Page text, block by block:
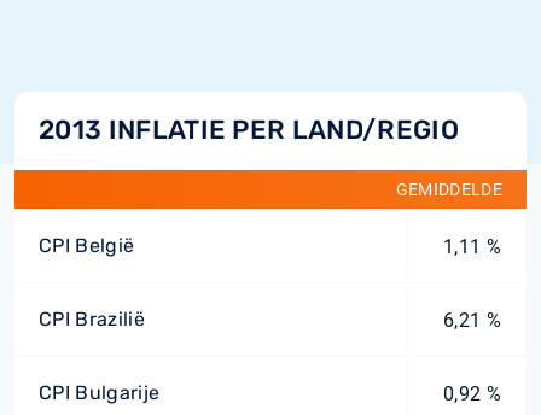
2013 INFLATIE PER LAND/REGIO
GEMIDDELDE
CPI België 1,11 %
CPI Brazilië 6,21 %
CPI Bulgarije 0,92 %